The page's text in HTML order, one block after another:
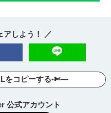
アしよう！ ／
をコピーする-✄—
公式アカウント